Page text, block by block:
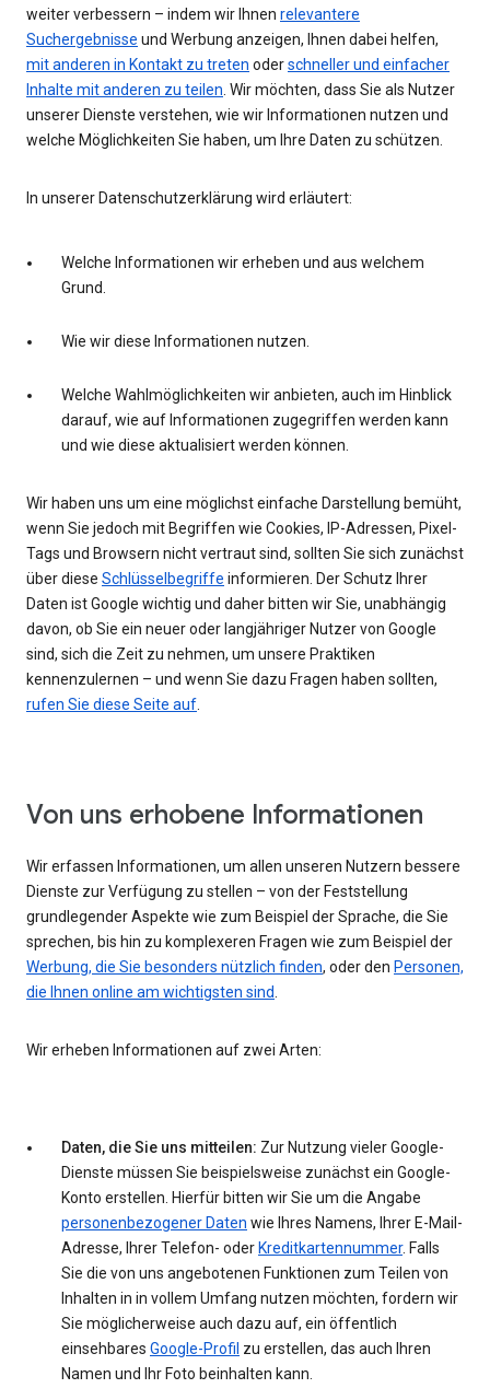
weiter verbessern – indem wir Ihnen relevantere
Suchergebnisse und Werbung anzeigen, Ihnen dabei helfen,
mit anderen in Kontakt zu treten oderschneller und einfacher
Inhalte mit anderen zu teilen. Wir möchten, dass Sie als Nutzer
unserer Dienste verstehen, wie wir Informationen nutzen und
welche Möglichkeiten Sie haben, um Ihre Daten zu schützen.
In unserer Datenschutzerklärung wird erläutert:
Welche Informationen wir erheben und aus welchem
Grund.
Wie wir diese Informationen nutzen.
Welche Wahlmöglichkeiten wir anbieten, auch im Hinblick
darauf, wie auf Informationen zugegriffen werden kann
und wie diese aktualisiert werden können.
Wir haben uns um eine möglichst einfache Darstellung bemüht,
wenn Sie jedoch mit Begriffen wie Cookies, IP-Adressen, Pixel-
Tags und Browsern nicht vertraut sind, sollten Sie sich zunächst
über diese Schlüsselbegriffe informieren. Der Schutz Ihrer
Daten ist Google wichtig und daher bitten wir Sie, unabhängig
davon, ob Sie ein neuer oder langjähriger Nutzer von Google
sind, sich die Zeit zu nehmen, um unsere Praktiken
kennenzulernen – und wenn Sie dazu Fragen haben sollten,
rufen Sie diese Seite auf.
Von uns erhobene Informationen
Wir erfassen Informationen, um allen unseren Nutzern bessere
Dienste zur Verfügung zu stellen – von der Feststellung
grundlegender Aspekte wie zum Beispiel der Sprache, die Sie
sprechen, bis hin zu komplexeren Fragen wie zum Beispiel der
Werbung, die Sie besonders nützlich finden, oder den Personen,
die Ihnen online am wichtigsten sind.
Wir erheben Informationen auf zwei Arten:
Daten, die Sie uns mitteilen: Zur Nutzung vieler Google-
Dienste müssen Sie beispielsweise zunächst ein Google-
Konto erstellen. Hierfür bitten wir Sie um die Angabe
personenbezogener Daten wie Ihres Namens, Ihrer E-Mail-
Adresse, Ihrer Telefon- oder Kreditkartennummer. Falls
Sie die von uns angebotenen Funktionen zum Teilen von
Inhalten in in vollem Umfang nutzen möchten, fordern wir
Sie möglicherweise auch dazu auf, ein öffentlich
einsehbares Google-Profil zu erstellen, das auch Ihren
Namen und Ihr Foto beinhalten kann.